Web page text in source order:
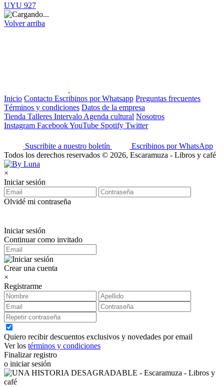
UYU 927
Volver arriba
Inicio Contacto Escribinos por Whatsapp Preguntas frecuentes
Términos y condiciones Datos de la empresa
Tienda Talleres Intervalo Agenda cultural Nosotros
Instagram FacebookYouTube Spotify Twitter
Suscribite a nuestro boletín
Escribinos por WhatsApp
Todos los derechos reservados © 2026, Escaramuza - Libros y café
×
Iniciar sesión
Olvidé mi contraseña
Iniciar sesión
Continuar como invitado
Crear una cuenta
×
Registrarme
Quiero recibir descuentos exclusivos y novedades por email
Ver los términos y condiciones
Finalizar registro
o iniciar sesión